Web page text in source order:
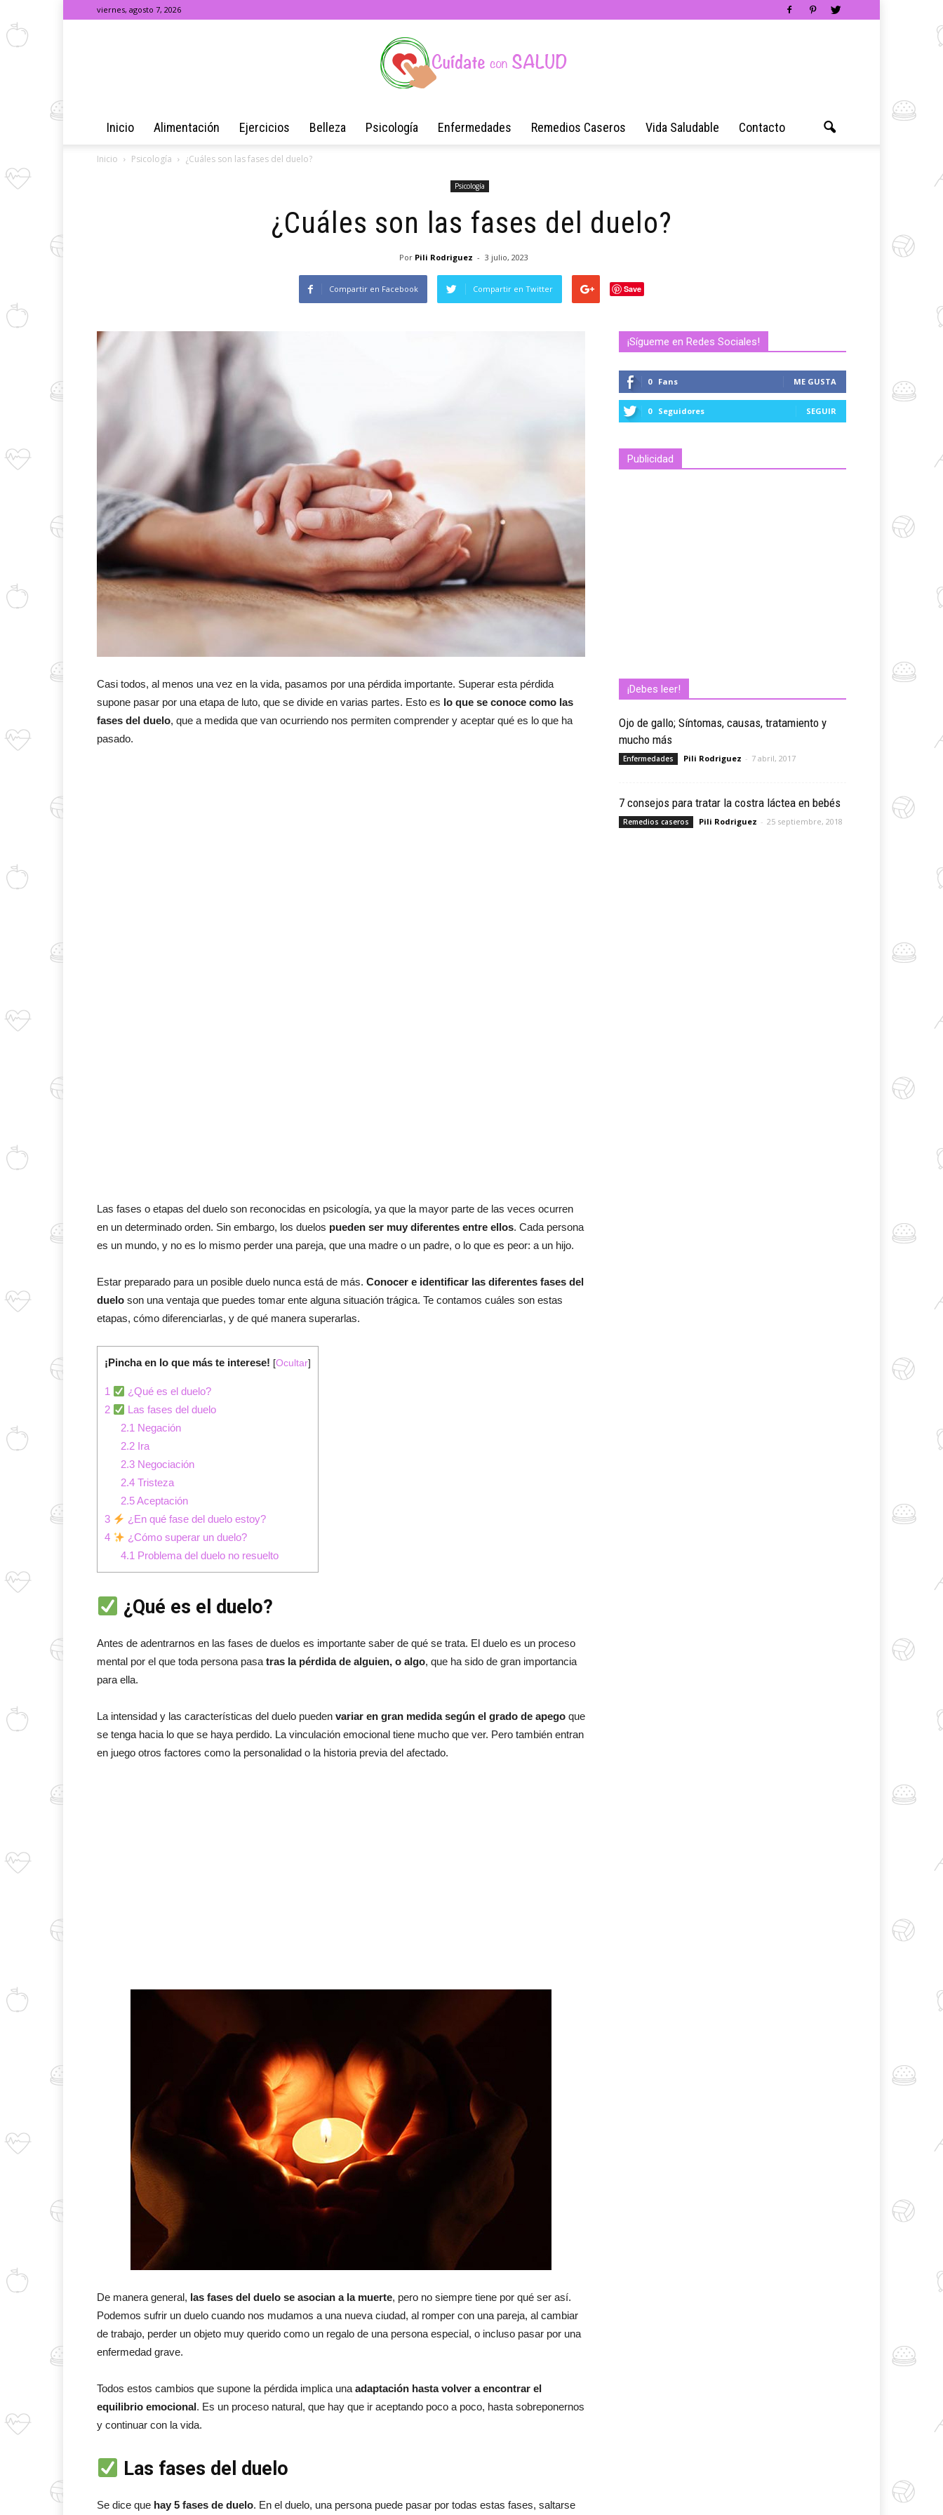
viernes, agosto 7, 2026
de
Bienestar
|
Cuídate
Inicio Alimentación Ejercicios Belleza Psicología Enfermedades Remedios Caseros Vida Saludable Contacto
Inicio Psicología ¿Cuáles son las fases del duelo?
Psicología
¿Cuáles son las fases del duelo?
Por Pili Rodriguez - 3 julio, 2023
Compartir en Facebook Compartir en Twitter Save
Casi todos, al menos una vez en la vida, pasamos por una pérdida importante. Superar esta pérdida
supone pasar por una etapa de luto, que se divide en varias partes. Esto es lo que se conoce como las
fases del duelo, que a medida que van ocurriendo nos permiten comprender y aceptar qué es lo que ha
pasado.
Las fases o etapas del duelo son reconocidas en psicología, ya que la mayor parte de las veces ocurren
en un determinado orden. Sin embargo, los duelos pueden ser muy diferentes entre ellos. Cada persona
es un mundo, y no es lo mismo perder una pareja, que una madre o un padre, o lo que es peor: a un hijo.
Estar preparado para un posible duelo nunca está de más. Conocer e identificar las diferentes fases del
duelo son una ventaja que puedes tomar ente alguna situación trágica. Te contamos cuáles son estas
etapas, cómo diferenciarlas, y de qué manera superarlas.
¡Pincha en lo que más te interese! [Ocultar]
1
¿Qué es el duelo?
2
Las fases del duelo
2.1 Negación
2.2Ira
2.3Negociación
2.4Tristeza
2.5Aceptación
3
¿En qué fase del duelo estoy?
4
¿Cómo superar un duelo?
4.1 Problema del duelo no resuelto
¿Qué es el duelo?
Antes de adentrarnos en las fases de duelos es importante saber de qué se trata. El duelo es un proceso
mental por el que toda persona pasa tras la pérdida de alguien, o algo, que ha sido de gran importancia
para ella.
La intensidad y las características del duelo pueden variar en gran medida según el grado de apego que
se tenga hacia lo que se haya perdido. La vinculación emocional tiene mucho que ver. Pero también entran
en juego otros factores como la personalidad o la historia previa del afectado.
De manera general, las fases del duelo se asocian a la muerte, pero no siempre tiene por qué ser así.
Podemos sufrir un duelo cuando nos mudamos a una nueva ciudad, al romper con una pareja, al cambiar
de trabajo, perder un objeto muy querido como un regalo de una persona especial, o incluso pasar por una
enfermedad grave.
Todos estos cambios que supone la pérdida implica una adaptación hasta volver a encontrar el
equilibrio emocional. Es un proceso natural, que hay que ir aceptando poco a poco, hasta sobreponernos
y continuar con la vida.
Las fases del duelo
Se dice que hay 5 fases de duelo. En el duelo, una persona puede pasar por todas estas fases, saltarse
¡Sígueme en Redes Sociales!
0 Fans ME GUSTA
0 Seguidores SEGUIR
Publicidad
¡Debes leer!
Ojo de gallo; Síntomas, causas, tratamiento y
mucho más
Enfermedades Pili Rodriguez - 7 abril, 2017
7 consejos para tratar la costra láctea en bebés
Remedios caseros Pili Rodriguez - 25 septiembre, 2018